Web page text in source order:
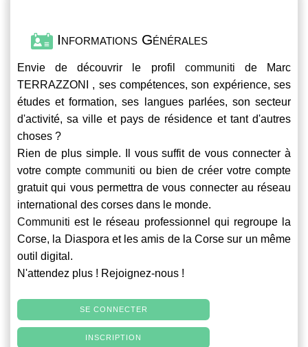
Informations Générales
Envie de découvrir le profil communiti de Marc
TERRAZZONI , ses compétences, son expérience, ses
études et formation, ses langues parlées, son secteur
d'activité, sa ville et pays de résidence et tant d'autres
choses ?
Rien de plus simple. Il vous suffit de vous connecter à
votre compte communiti ou bien de créer votre compte
gratuit qui vous permettra de vous connecter au réseau
international des corses dans le monde.
Communiti est le réseau professionnel qui regroupe la
Corse, la Diaspora et les amis de la Corse sur un même
outil digital.
N'attendez plus ! Rejoignez-nous !
SE CONNECTER
INSCRIPTION